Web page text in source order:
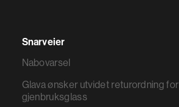
Snarveier
Nabovarsel
Glava ønsker utvidet returordning for
gjenbruksglass